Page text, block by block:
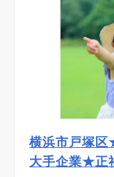
横浜市戸塚
大手企業★正